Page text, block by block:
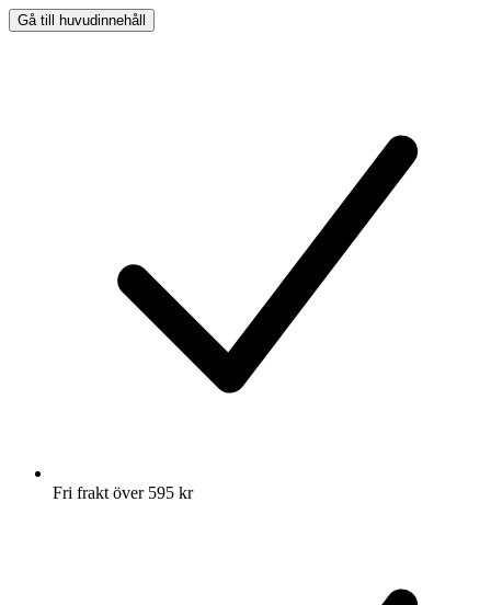
Gå till huvudinnehåll
Fri frakt över 595 kr